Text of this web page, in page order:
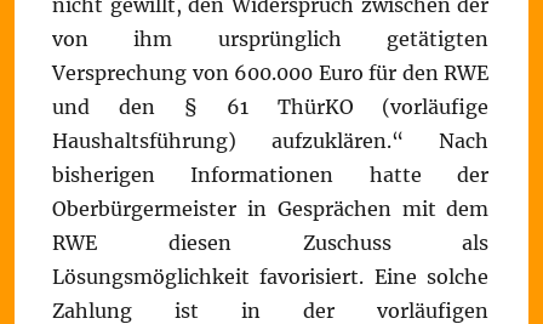
nicht gewillt, den Widerspruch zwischen der
von ihm ursprünglich getätigten
Versprechung von 600.000 Euro für den RWE
und den § 61 ThürKO (vorläufige
Haushaltsführung) aufzuklären.“ Nach
bisherigen Informationen hatte der
Oberbürgermeister in Gesprächen mit dem
RWE diesen Zuschuss als
Lösungsmöglichkeit favorisiert. Eine solche
Zahlung ist in der vorläufigen